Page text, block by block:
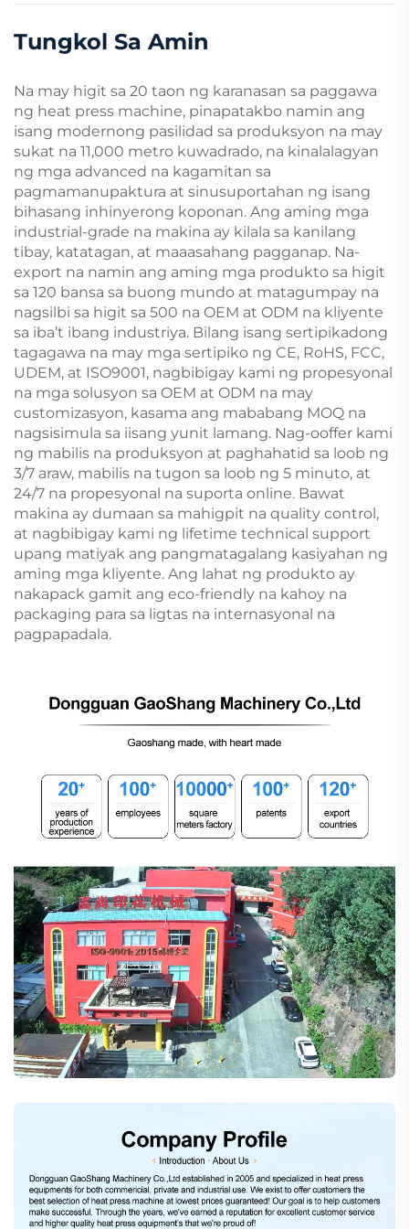
Tungkol Sa Amin
Na may higit sa 20 taon ng karanasan sa paggawa
ng heat press machine, pinapatakbo namin ang
isang modernong pasilidad sa produksyon na may
sukat na 11,000 metro kuwadrado, na kinalalagyan
ng mga advanced na kagamitan sa
pagmamanupaktura at sinusuportahan ng isang
bihasang inhinyerong koponan. Ang aming mga
industrial-grade na makina ay kilala sa kanilang
tibay, katatagan, at maaasahang pagganap. Na-
export na namin ang aming mga produkto sa higit
sa 120 bansa sa buong mundo at matagumpay na
nagsilbi sa higit sa 500 na OEM at ODM na kliyente
sa iba’t ibang industriya. Bilang isang sertipikadong
tagagawa na may mga sertipiko ng CE, RoHS, FCC,
UDEM, at ISO9001, nagbibigay kami ng propesyonal
na mga solusyon sa OEM at ODM na may
customizasyon, kasama ang mababang MOQ na
nagsisimula sa iisang yunit lamang. Nag-ooffer kami
ng mabilis na produksyon at paghahatid sa loob ng
3/7 araw, mabilis na tugon sa loob ng 5 minuto, at
24/7 na propesyonal na suporta online. Bawat
makina ay dumaan sa mahigpit na quality control,
at nagbibigay kami ng lifetime technical support
upang matiyak ang pangmatagalang kasiyahan ng
aming mga kliyente. Ang lahat ng produkto ay
nakapack gamit ang eco-friendly na kahoy na
packaging para sa ligtas na internasyonal na
pagpapadala.